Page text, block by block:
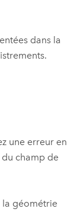
dans la
une erreur en
champ de
la géométrie